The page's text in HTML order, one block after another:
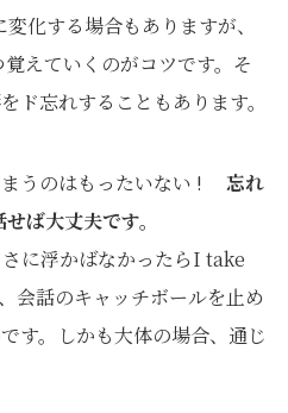
化する場合もありますが、
えていくのがコツです。そ
ド忘れすることもあります。
うのはもったいない ! 忘れ
ば大丈夫です。
に浮かばなかったらI take
会話のキャッチボールを止め
す。しかも大体の場合、通じ